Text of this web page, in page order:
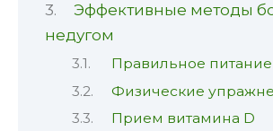
Эффективные методы
недугом
Правильное питание
Физические
Прием витамина D